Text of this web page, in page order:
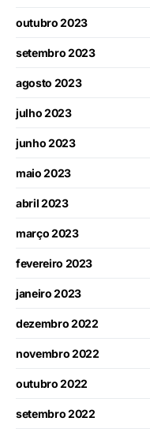
outubro 2023
setembro 2023
agosto 2023
julho 2023
junho 2023
maio 2023
abril 2023
março 2023
fevereiro 2023
janeiro 2023
dezembro 2022
novembro 2022
outubro 2022
setembro 2022